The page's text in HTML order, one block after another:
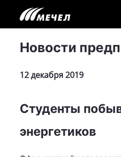
Новости
12 декабря 2019
Студенты
энергетиков